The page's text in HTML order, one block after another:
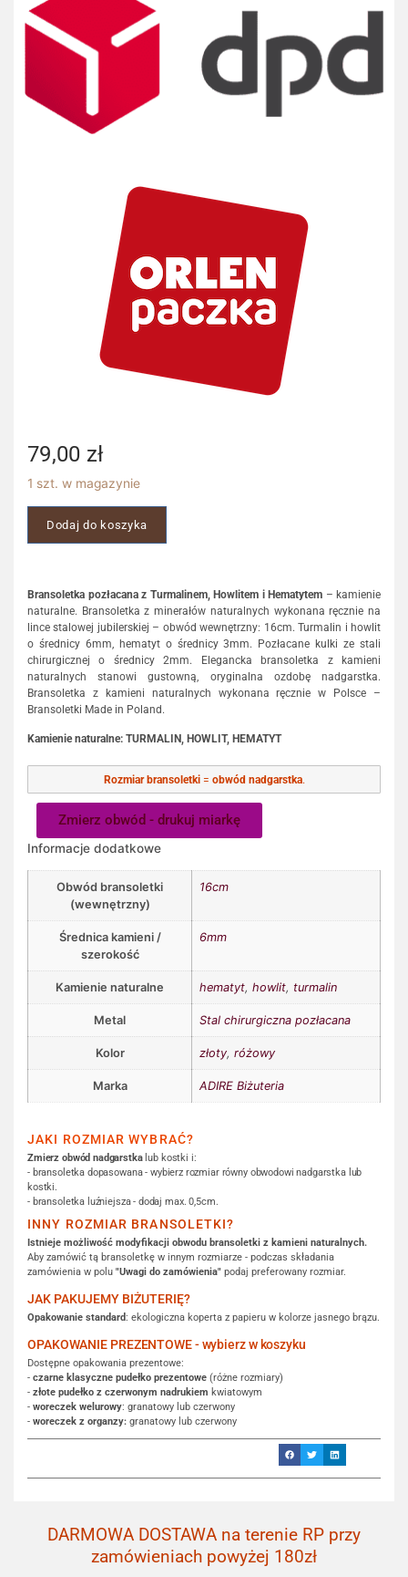
79,00 zł
1 szt. w magazynie
Dodaj do koszyka
Bransoletka pozłacana z Turmalinem, Howlitem i Hematytem – kamienie
naturalne. Bransoletka z minerałów naturalnych wykonana ręcznie na
lince stalowej jubilerskiej – obwód wewnętrzny: 16cm. Turmalin i howlit
o średnicy 6mm, hematyt o średnicy 3mm. Pozłacane kulki ze stali
chirurgicznej o średnicy 2mm. Elegancka bransoletka z kamieni
naturalnych stanowi gustowną, oryginalna ozdobę nadgarstka.
Bransoletka z kamieni naturalnych wykonana ręcznie w Polsce –
Bransoletki Made in Poland.
Kamienie naturalne: TURMALIN, HOWLIT, HEMATYT
Rozmiar bransoletki= obwód nadgarstka.
Zmierz obwód - drukuj miarkę
Informacje dodatkowe
Obwód bransoletki
(wewnętrzny)
16cm
Średnica kamieni /
szerokość
6mm
Kamienie naturalne hematyt, howlit, turmalin
Metal Stal chirurgiczna pozłacana
Kolor złoty, różowy
Marka ADIRE Biżuteria
JAKI ROZMIAR WYBRAĆ?
Zmierz obwód nadgarstkalub kostki i:
- bransoletka dopasowana - wybierz rozmiar równy obwodowi nadgarstka lub
kostki.
- bransoletka luźniejsza - dodaj max. 0,5cm.
INNY ROZMIAR BRANSOLETKI?
Istnieje możliwość modyfikacji obwodu bransoletki z kamieni naturalnych.
Aby zamówić tą bransoletkę w innym rozmiarze - podczas składania
zamówienia w polu "Uwagi do zamówienia" podaj preferowany rozmiar.
JAK PAKUJEMY BIŻUTERIĘ?
Opakowanie standard: ekologiczna koperta z papieru w kolorze jasnego brązu.
OPAKOWANIE PREZENTOWE - wybierz w koszyku
Dostępne opakowania prezentowe:
- czarne klasyczne pudełko prezentowe (różne rozmiary)
- złote pudełko z czerwonym nadrukiem kwiatowym
- woreczek welurowy: granatowy lub czerwony
- woreczek z organzy: granatowy lub czerwony
DARMOWA DOSTAWA na terenie RP przy
zamówieniach powyżej 180zł